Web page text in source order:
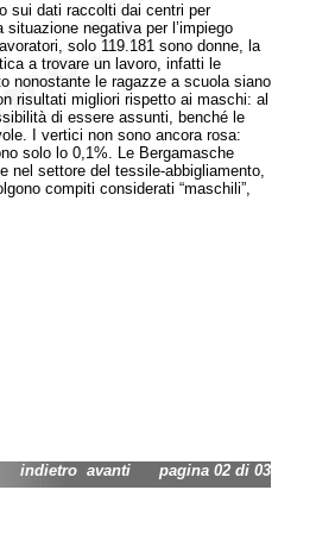
dati raccolti dai centri per
negativa per l’impiego
solo 119.181 sono donne, la
a trovare un lavoro, infatti le
nonostante le ragazze a scuola siano
risultati migliori rispetto ai maschi: al
di essere assunti, benché le
I vertici non sono ancora rosa:
solo lo 0,1%. Le Bergamasche
nel settore del tessile-abbigliamento,
compiti considerati “maschili”,
indietro avantipagina 02 di 03